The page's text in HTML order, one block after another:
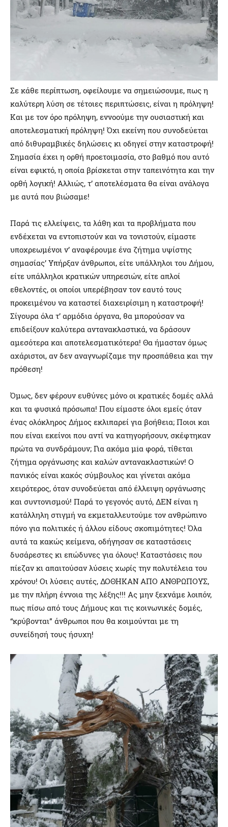
Σε κάθε περίπτωση, οφείλουμε να σημειώσουμε, πως η
καλύτερη λύση σε τέτοιες περιπτώσεις, είναι η πρόληψη!
Και με τον όρο πρόληψη, εννοούμε την ουσιαστική και
αποτελεσματική πρόληψη! Όχι εκείνη που συνοδεύεται
από διθυραμβικές δηλώσεις κι οδηγεί στην καταστροφή!
Σημασία έχει η ορθή προετοιμασία, στο βαθμό που αυτό
είναι εφικτό, η οποία βρίσκεται στην ταπεινότητα και την
ορθή λογική! Αλλιώς, τ’ αποτελέσματα θα είναι ανάλογα
με αυτά που βιώσαμε!
Παρά τις ελλείψεις, τα λάθη και τα προβλήματα που
ενδέχεται να εντοπιστούν και να τονιστούν, είμαστε
υποχρεωμένοι ν’ αναφέρουμε ένα ζήτημα υψίστης
σημασίας’ Υπήρξαν άνθρωποι, είτε υπάλληλοι του Δήμου,
είτε υπάλληλοι κρατικών υπηρεσιών, είτε απλοί
εθελοντές, οι οποίοι υπερέβησαν τον εαυτό τους
προκειμένου να καταστεί διαχειρίσιμη η καταστροφή!
Σίγουρα όλα τ’ αρμόδια όργανα, θα μπορούσαν να
επιδείξουν καλύτερα αντανακλαστικά, να δράσουν
αμεσότερα και αποτελεσματικότερα! Θα ήμασταν όμως
αχάριστοι, αν δεν αναγνωρίζαμε την προσπάθεια και την
πρόθεση!
Όμως, δεν φέρουν ευθύνες μόνο οι κρατικές δομές αλλά
και τα φυσικά πρόσωπα! Που είμαστε όλοι εμείς όταν
ένας ολόκληρος Δήμος εκλιπαρεί για βοήθεια; Ποιοι και
που είναι εκείνοι που αντί να κατηγορήσουν, σκέφτηκαν
πρώτα να συνδράμουν; Για ακόμα μiα φορά, τίθεται
ζήτημα οργάνωσης και καλών αντανακλαστικών! Ο
πανικός είναι κακός σύμβουλος και γίνεται ακόμα
χειρότερος, όταν συνοδεύεται από έλλειψη οργάνωσης
και συντονισμού! Παρά το γεγονός αυτό, ΔΕΝ είναι η
κατάλληλη στιγμή να εκμεταλλευτούμε τον ανθρώπινο
πόνο για πολιτικές ή άλλου είδους σκοπιμότητες! Όλα
αυτά τα κακώς κείμενα, οδήγησαν σε καταστάσεις
δυσάρεστες κι επώδυνες για όλους! Καταστάσεις που
πίεζαν κι απαιτούσαν λύσεις χωρίς την πολυτέλεια του
χρόνου! Οι λύσεις αυτές, ΔΟΘΗΚΑΝ ΑΠΟ ΑΝΘΡΩΠΟΥΣ,
με την πλήρη έννοια της λέξης!!! Ας μην ξεχνάμε λοιπόν,
πως πίσω από τους Δήμους και τις κοινωνικές δομές,
“κρύβονται” άνθρωποι που θα κοιμούνται με τη
συνείδησή τους ήσυχη!